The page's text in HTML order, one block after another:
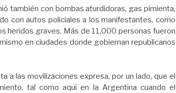
también con bombas aturdidoras, gas pimienta,
con autos policiales a los manifestantes, como
heridos graves. Más de 11,000 personas fueron
en ciudades donde gobiernan republicanos
a las movilizaciones expresa, por un lado, que el
tal como aquí en la Argentina cuando el